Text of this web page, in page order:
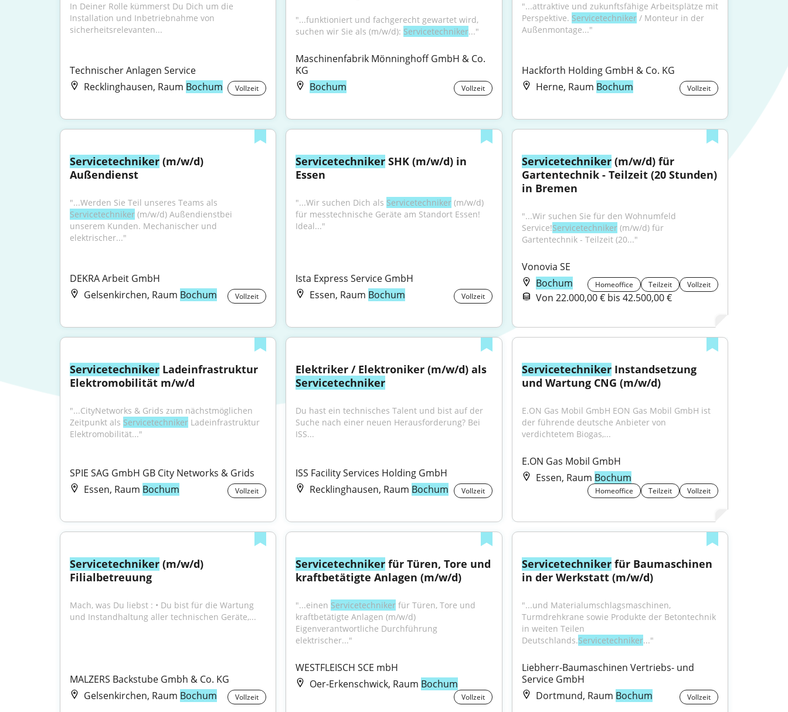
In Deiner Rolle kümmerst Du Dich um die
Installation und Inbetriebnahme von
sicherheitsrelevanten...
Technischer Anlagen Service
Recklinghausen, Raum Bochum Vollzeit
"...funktioniert und fachgerecht gewartet wird,
suchen wir Sie als (m/w/d): Servicetechniker..."
Maschinenfabrik Mönninghoff GmbH & Co.
KG
Bochum
Vollzeit
"...attraktive und zukunftsfähige Arbeitsplätze mit
Perspektive. Servicetechniker / Monteur in der
Außenmontage..."
Hackforth Holding GmbH & Co. KG
Herne, Raum Bochum Vollzeit
Servicetechniker (m/w/d)
Außendienst
Servicetechniker (m/w/d) Außendienstbei
unserem Kunden. Mechanischer und
elektrischer..."
DEKRA Arbeit GmbH
Gelsenkirchen, Raum Bochum Vollzeit
Servicetechniker SHK (m/w/d) in
Essen
"...Wir suchen Dich als Servicetechniker (m/w/d)
für messtechnische Geräte am Standort Essen!
Ideal..."
Ista Express Service GmbH
Essen, Raum Bochum Vollzeit
Servicetechniker (m/w/d) für
Gartentechnik - Teilzeit (20 Stunden)
in Bremen
"...Wir suchen Sie für den Wohnumfeld
Service!Servicetechniker (m/w/d) für
Gartentechnik - Teilzeit (20..."
Vonovia SE
Bochum
Homeoffice Teilzeit Vollzeit
Von 22.000,00 € bis 42.500,00 €
Servicetechniker Ladeinfrastruktur
Elektromobilität m/w/d
"...CityNetworks & Grids zum nächstmöglichen
Zeitpunkt als Servicetechniker Ladeinfrastruktur
Elektromobilität..."
SPIE SAG GmbH GB City Networks & Grids
Essen, Raum Bochum Vollzeit
Servicetechniker
Du hast ein technisches Talent und bist auf der
Suche nach einer neuen Herausforderung? Bei
ISS...
ISS Facility Services Holding GmbH
Recklinghausen, Raum Bochum Vollzeit
Servicetechniker Instandsetzung
und Wartung CNG (m/w/d)
E.ON Gas Mobil GmbH EON Gas Mobil GmbH ist
der führende deutsche Anbieter von
verdichtetem Biogas,...
E.ON Gas Mobil GmbH
Essen, Raum Bochum
Homeoffice Teilzeit Vollzeit
Servicetechniker (m/w/d)
Filialbetreuung
Mach, was Du liebst : • Du bist für die Wartung
und Instandhaltung aller technischen Geräte,...
MALZERS Backstube Gmbh & Co. KG
Gelsenkirchen, Raum Bochum Vollzeit
Servicetechniker für Türen, Tore und
kraftbetätigte Anlagen (m/w/d)
"...einen Servicetechniker für Türen, Tore und
kraftbetätigte Anlagen (m/w/d)
Eigenverantwortliche Durchführung
elektrischer..."
WESTFLEISCH SCE mbH
Oer-Erkenschwick, Raum Bochum
Vollzeit
Servicetechniker für Baumaschinen
in der Werkstatt (m/w/d)
"...und Materialumschlagsmaschinen,
Turmdrehkrane sowie Produkte der Betontechnik
in weiten Teilen
Deutschlands.Servicetechniker..."
Liebherr-Baumaschinen Vertriebs- und
Service GmbH
Dortmund, Raum Bochum Vollzeit